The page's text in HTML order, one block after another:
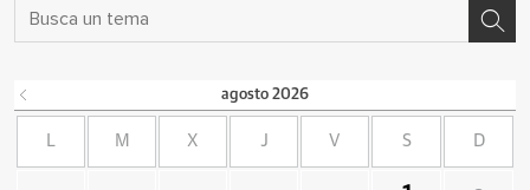
agosto 2026
L M X J V S D